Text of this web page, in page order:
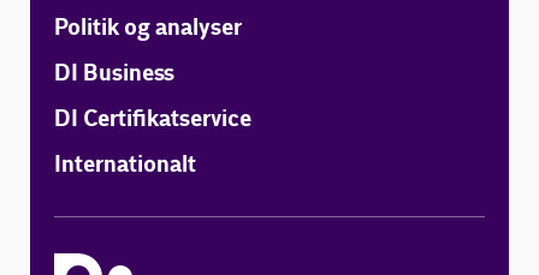
Politik og analyser
DI Business
DI Certifikatservice
Internationalt